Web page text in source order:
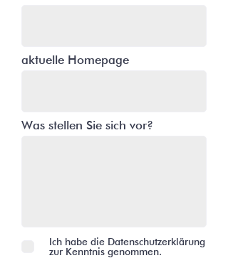
aktuelle Homepage
Was stellen Sie sich vor?
Ich habe die Datenschutzerklärung
zur Kenntnis genommen.